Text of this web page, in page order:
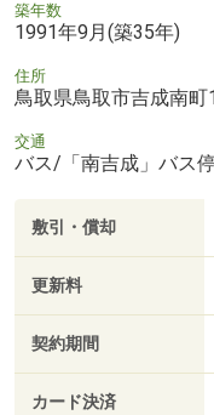
築年数
1991年9月(築35年)
住所
鳥取県鳥取市吉成南
交通
バス/「南吉成」バス
敷引・償却
更新料
契約期間
カード決済